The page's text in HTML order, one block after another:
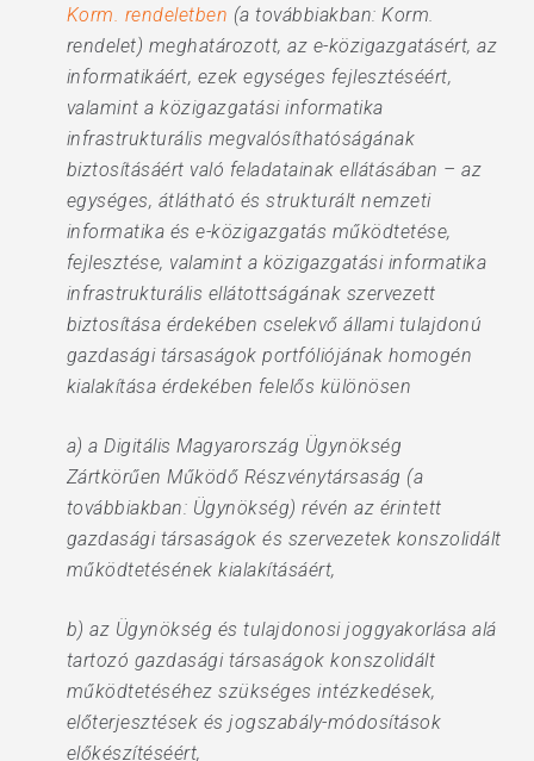
Korm. rendeletben (a továbbiakban: Korm.
rendelet) meghatározott, az e-közigazgatásért, az
informatikáért, ezek egységes fejlesztéséért,
valamint a közigazgatási informatika
infrastrukturális megvalósíthatóságának
biztosításáért való feladatainak ellátásában – az
egységes, átlátható és strukturált nemzeti
informatika és e-közigazgatás működtetése,
fejlesztése, valamint a közigazgatási informatika
infrastrukturális ellátottságának szervezett
biztosítása érdekében cselekvő állami tulajdonú
gazdasági társaságok portfóliójának homogén
kialakítása érdekében felelős különösen
a) a Digitális Magyarország Ügynökség
Zártkörűen Működő Részvénytársaság (a
továbbiakban: Ügynökség) révén az érintett
gazdasági társaságok és szervezetek konszolidált
működtetésének kialakításáért,
b) az Ügynökség és tulajdonosi joggyakorlása alá
tartozó gazdasági társaságok konszolidált
működtetéséhez szükséges intézkedések,
előterjesztések és jogszabály-módosítások
előkészítéséért,